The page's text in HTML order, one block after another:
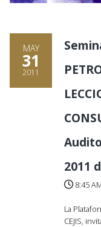
MAY
31
2011
2011
8:45
La
CEJIS,